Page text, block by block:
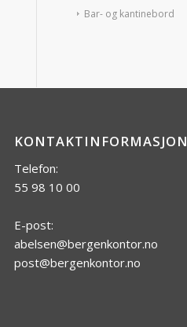
Bar- og kantinebord
KONTAKTINFORMASJON
Telefon:
55 98 10 00
E-post:
abelsen@bergenkontor.no
post@bergenkontor.no